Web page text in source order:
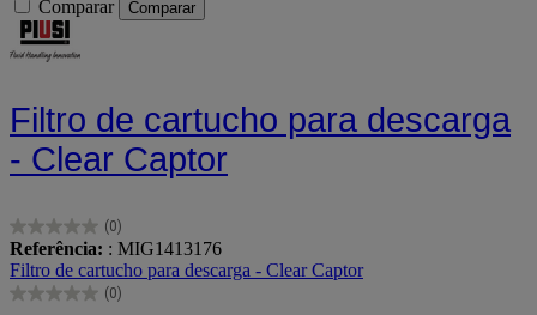
Comparar Comparar
Filtro de cartucho para descarga
- Clear Captor
(0)
0.0
em
5
estrelas.
Referência: : MIG1413176
Filtro de cartucho para descarga - Clear Captor
(0)
0.0